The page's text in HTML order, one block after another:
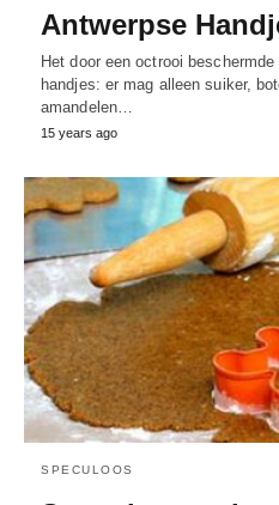
Antwerpse
Het door een octrooi
handjes: er mag alleen suiker,
amandelen…
15 years ago
SPECULOOS